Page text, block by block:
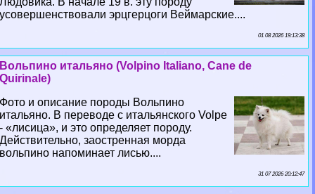
усовершенствовали эрцгерцоги Веймарские....
01 08 2026 19:13:38
Вольпино итальяно (Volpino Italiano, Cane de
Quirinale)
Фото и описание породы Вольпино
итальяно. В переводе с итальянского Volpe
- «лисица», и это определяет породу.
Действительно, заостренная морда
вольпино напоминает лисью....
31 07 2026 20:12:47